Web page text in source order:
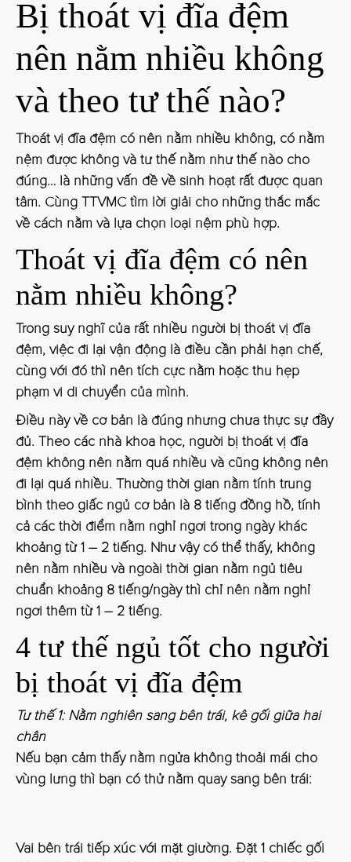
Bị thoát vị đĩa đệm
nên nằm nhiều không
và theo tư thế nào?
Thoát vị đĩa đệm có nên nằm nhiều không, có nằm
nệm được không và tư thế nằm như thế nào cho
đúng… là những vấn đề về sinh hoạt rất được quan
tâm. Cùng TTVMC tìm lời giải cho những thắc mắc
về cách nằm và lựa chọn loại nệm phù hợp.
Thoát vị đĩa đệm có nên
nằm nhiều không?
Trong suy nghĩ của rất nhiều người bị thoát vị đĩa
đệm, việc đi lại vận động là điều cần phải hạn chế,
cùng với đó thì nên tích cực nằm hoặc thu hẹp
phạm vi di chuyển của mình.
Điều này về cơ bản là đúng nhưng chưa thực sự đầy
đủ. Theo các nhà khoa học, người bị thoát vị đĩa
đệm không nên nằm quá nhiều và cũng không nên
đi lại quá nhiều. Thường thời gian nằm tính trung
bình theo giấc ngủ cơ bản là 8 tiếng đồng hồ, tính
cả các thời điểm nằm nghỉ ngơi trong ngày khác
khoảng từ 1 – 2 tiếng. Như vậy có thể thấy, không
nên nằm nhiều và ngoài thời gian nằm ngủ tiêu
chuẩn khoảng 8 tiếng/ngày thì chỉ nên nằm nghỉ
ngơi thêm từ 1 – 2 tiếng.
4 tư thế ngủ tốt cho người
bị thoát vị đĩa đệm
Tư thế 1: Nằm nghiên sang bên trái, kê gối giữa hai
chân
Nếu bạn cảm thấy nằm ngửa không thoải mái cho
vùng lưng thì bạn có thử nằm quay sang bên trái:
Vai bên trái tiếp xúc với mặt giường. Đặt 1 chiếc gối